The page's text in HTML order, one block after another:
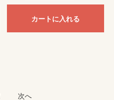
カートに入れる
次へ